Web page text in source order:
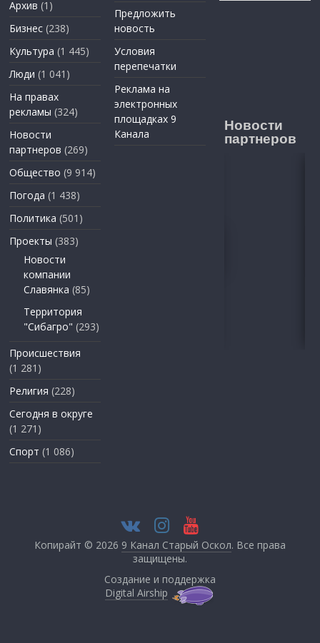
Архив (1)
Бизнес (238)
Культура (1 445)
Люди (1 041)
На правах
рекламы (324)
Новости
партнеров (269)
Общество (9 914)
Погода (1 438)
Политика (501)
Проекты (383)
Новости
компании
Славянка (85)
Территория
"Сибагро" (293)
Происшествия
(1 281)
Религия (228)
Сегодня в округе
(1 271)
Спорт (1 086)
Предложить
новость
Условия
перепечатки
Реклама на
электронных
площадках 9
Канала
Новости
партнеров
Копирайт © 2026 9 Канал Старый Оскол. Все права
защищены.
Создание и поддержка
Digital Airship